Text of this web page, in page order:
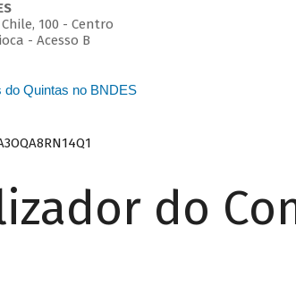
100 - Centro
- Acesso B
do Quintas no BNDES
do